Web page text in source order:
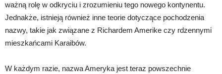
ważną rolę w odkryciu i zrozumieniu tego nowego kontynentu.
Jednakże, istnieją również inne teorie dotyczące pochodzenia
nazwy, takie jak związane z Richardem Amerike czy rdzennymi
mieszkańcami Karaibów.
W każdym razie, nazwa Ameryka jest teraz powszechnie